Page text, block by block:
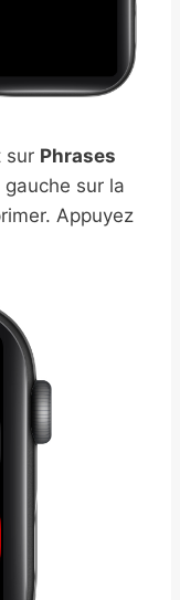
sur Phrases
sur la
Appuyez